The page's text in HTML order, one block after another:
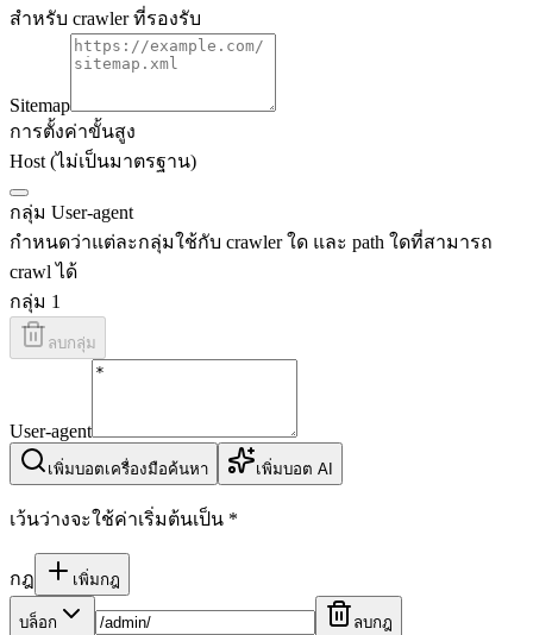
สำหรับ crawler ที่รองรับ
Sitemap
การตั้งค่าขั้นสูง
Host (ไม่เป็นมาตรฐาน)
กลุ่ม User-agent
กำหนดว่าแต่ละกลุ่มใช้กับ crawler ใด และ path ใดที่สามารถ
crawl ได้
กลุ่ม 1
ลบกลุ่ม
User-agent
เพิ่มบอตเครื่องมือค้นหา เพิ่มบอต AI
เว้นว่างจะใช้ค่าเริ่มต้นเป็น *
กฎ เพิ่มกฎ
บล็อก ลบกฎ